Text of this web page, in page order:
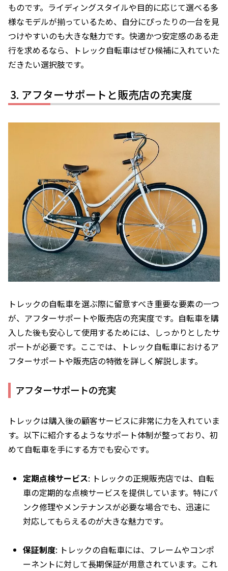
ものです。ライディングスタイルや目的に応じて選べる多
様なモデルが揃っているため、自分にぴったりの一台を見
つけやすいのも大きな魅力です。快適かつ安定感のある走
行を求めるなら、トレック自転車はぜひ候補に入れていた
だきたい選択肢です。
アフターサポートと販売店の充実度
トレックの自転車を選ぶ際に留意すべき重要な要素の一つ
が、アフターサポートや販売店の充実度です。自転車を購
入した後も安心して使用するためには、しっかりとしたサ
ポートが必要です。ここでは、トレック自転車におけるア
フターサポートや販売店の特徴を詳しく解説します。
アフターサポートの充実
トレックは購入後の顧客サービスに非常に力を入れていま
す。以下に紹介するようなサポート体制が整っており、初
めて自転車を手にする方でも安心です。
定期点検サービス: トレックの正規販売店では、自転
車の定期的な点検サービスを提供しています。特にパ
ンク修理やメンテナンスが必要な場合でも、迅速に
対応してもらえるのが大きな魅力です。
保証制度: トレックの自転車には、フレームやコンポ
ーネントに対して長期保証が用意されています。これ